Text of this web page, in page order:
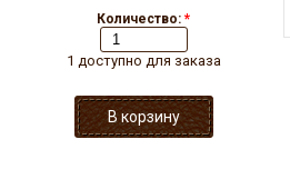
Количество: *
1 доступно для заказа